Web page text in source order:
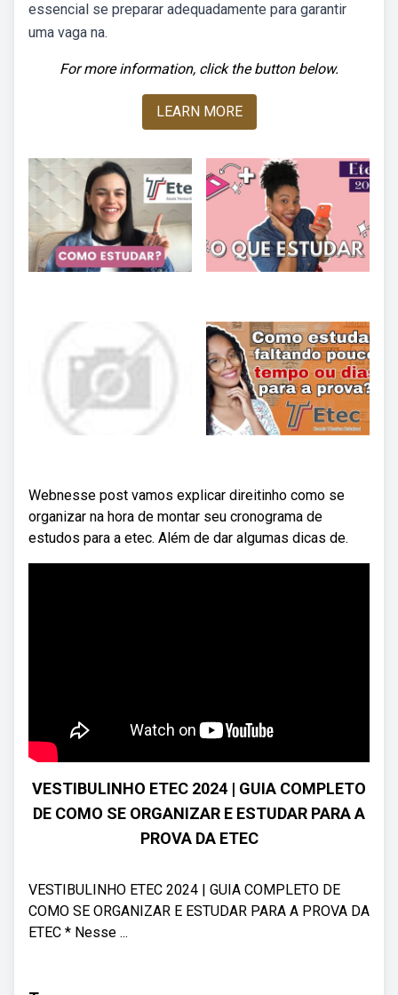
essencial se preparar adequadamente para garantir
uma vaga na.
For more information, click the button below.
LEARN MORE
Webnesse post vamos explicar direitinho como se
organizar na hora de montar seu cronograma de
estudos para a etec. Além de dar algumas dicas de.
VESTIBULINHO ETEC 2024 | GUIA COMPLETO
DE COMO SE ORGANIZAR E ESTUDAR PARA A
PROVA DA ETEC
VESTIBULINHO ETEC 2024 | GUIA COMPLETO DE
COMO SE ORGANIZAR E ESTUDAR PARA A PROVA DA
ETEC * Nesse ...